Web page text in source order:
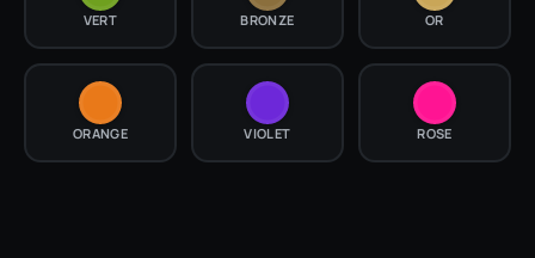
VERT BRONZE OR
ORANGE VIOLET ROSE